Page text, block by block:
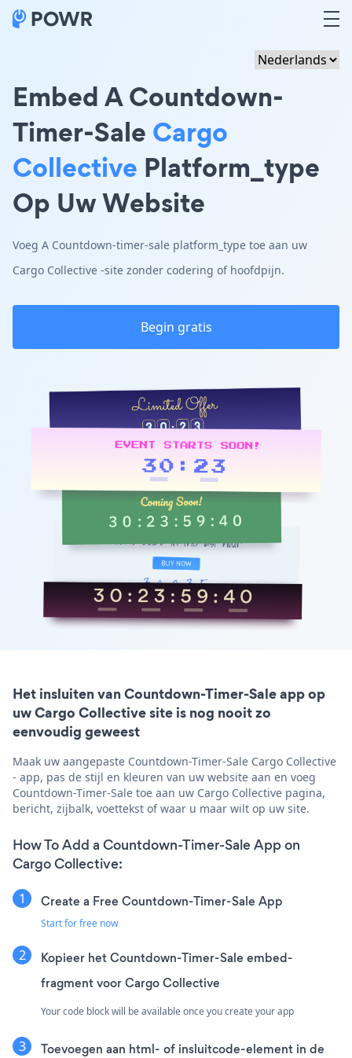
Embed A Countdown-
Timer-Sale Cargo
Collective Platform_type
Op Uw Website
Voeg A Countdown-timer-sale platform_type toe aan uw
Cargo Collective -site zonder codering of hoofdpijn.
Begin gratis
Het insluiten van Countdown-Timer-Sale app op
uw Cargo Collective site is nog nooit zo
eenvoudig geweest
Maak uw aangepaste Countdown-Timer-Sale Cargo Collective
- app, pas de stijl en kleuren van uw website aan en voeg
Countdown-Timer-Sale toe aan uw Cargo Collective pagina,
bericht, zijbalk, voettekst of waar u maar wilt op uw site.
How To Add a Countdown-Timer-Sale App on
Cargo Collective:
Create a Free Countdown-Timer-Sale App
Start for free now
Kopieer het Countdown-Timer-Sale embed-
fragment voor Cargo Collective
Your code block will be available once you create your app
Toevoegen aan html- of insluitcode-element in de